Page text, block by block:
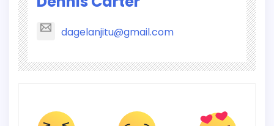
dagelanjitu@gmail.com